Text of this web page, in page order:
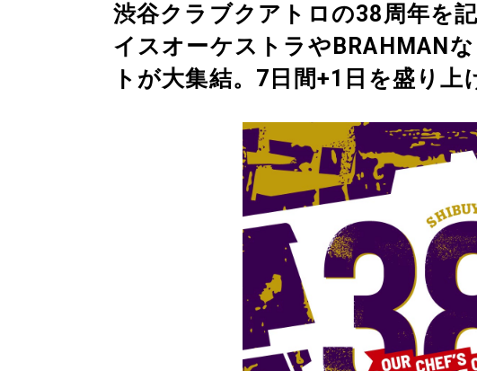
渋谷クラブクアトロの38周年を
イスオーケストラやBRAHMAN
トが大集結。7日間+1日を盛り上